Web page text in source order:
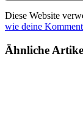
Diese Website
wie deine
Ähnliche